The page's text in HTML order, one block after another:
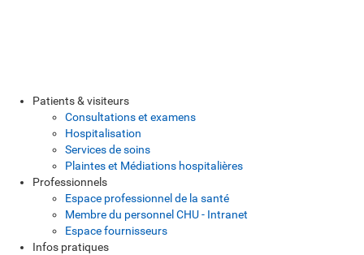
Patients & visiteurs
Consultations et examens
Hospitalisation
Services de soins
Plaintes et Médiations hospitalières
Professionnels
Espace professionnel de la santé
Membre du personnel CHU - Intranet
Espace fournisseurs
Infos pratiques